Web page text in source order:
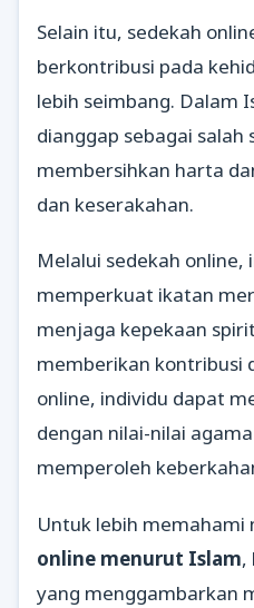
Selain itu, sedekah
berkontribusi pada
lebih seimbang. Dalam
dianggap sebagai salah
membersihkan harta
dan keserakahan.
Melalui sedekah online,
memperkuat ikatan
menjaga kepekaan
memberikan kontribusi
online, individu dapat
dengan nilai-nilai
memperoleh
Untuk lebih memahami
online menurut Islam,
yang menggambarkan